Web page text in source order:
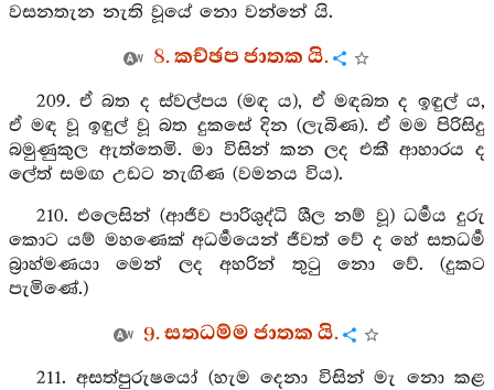
වසනතැන නැති වූයේ නො වන්නේ යි.
8. කච්ඡප ජාතක යි.
209. ඒ බත ද ස්වල්පය (මඳ ය), ඒ මඳබත ද ඉඳුල් ය,
ඒ මඳ වූ ඉඳුල් වූ බත දුකසේ දින (ලැබිණ). ඒ මම පිරිසිදු
බමුණුකුල ඇත්තෙමි. මා විසින් කන ලද එකී ආහාරය ද
ලේත් සමඟ උඩට නැඟිණ (වමනය විය).
210. එලෙසින් (ආජීව පාරිශුද්ධි ශීල නම් වූ) ධර්‍මය දුරු
කොට යම් මහණෙක් අධර්‍මයෙන් ජීවත් වේ ද හේ සතධර්‍ම
බ්‍රාහ්මණයා මෙන් ලද අහරින් තුටු නො වේ. (දුකට
පැමිණේ.)
9. සතධම්ම ජාතක යි.
211. අසත්පුරුෂයෝ (හැම දෙනා විසින් මැ නො කළ